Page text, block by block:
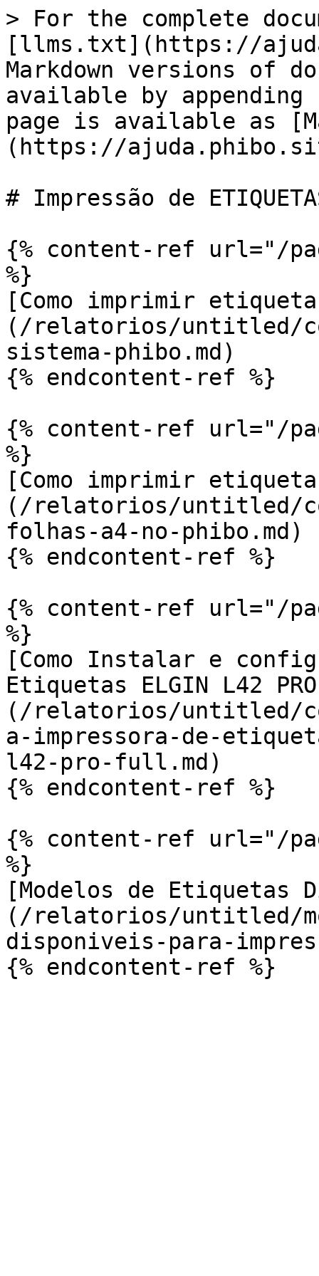
> For the complete
[llms.txt](https://
Markdown versions of
available by
page is available as
(https://
# Impressão de
{% content-ref url="/
%}
[Como imprimir
(/relatorios/untitled/
sistema-phibo.md)
{% endcontent-ref %}
{% content-ref url="/
%}
[Como imprimir
(/relatorios/untitled/
folhas-a4-no-phibo.md)
{% endcontent-ref %}
{% content-ref url="/
%}
[Como Instalar e
Etiquetas ELGIN L42
(/relatorios/untitled/
a-impressora-de-
l42-pro-full.md)
{% endcontent-ref %}
{% content-ref url="/
%}
[Modelos de Etiquetas
(/relatorios/untitled/
disponiveis-para-